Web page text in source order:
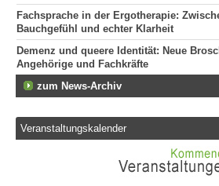
Fachsprache in der Ergotherapie:
Bauchgefühl und echter Klarheit
Demenz und queere Identität: Neue
Angehörige und Fachkräfte
zum News-Archiv
Veranstaltungskalender